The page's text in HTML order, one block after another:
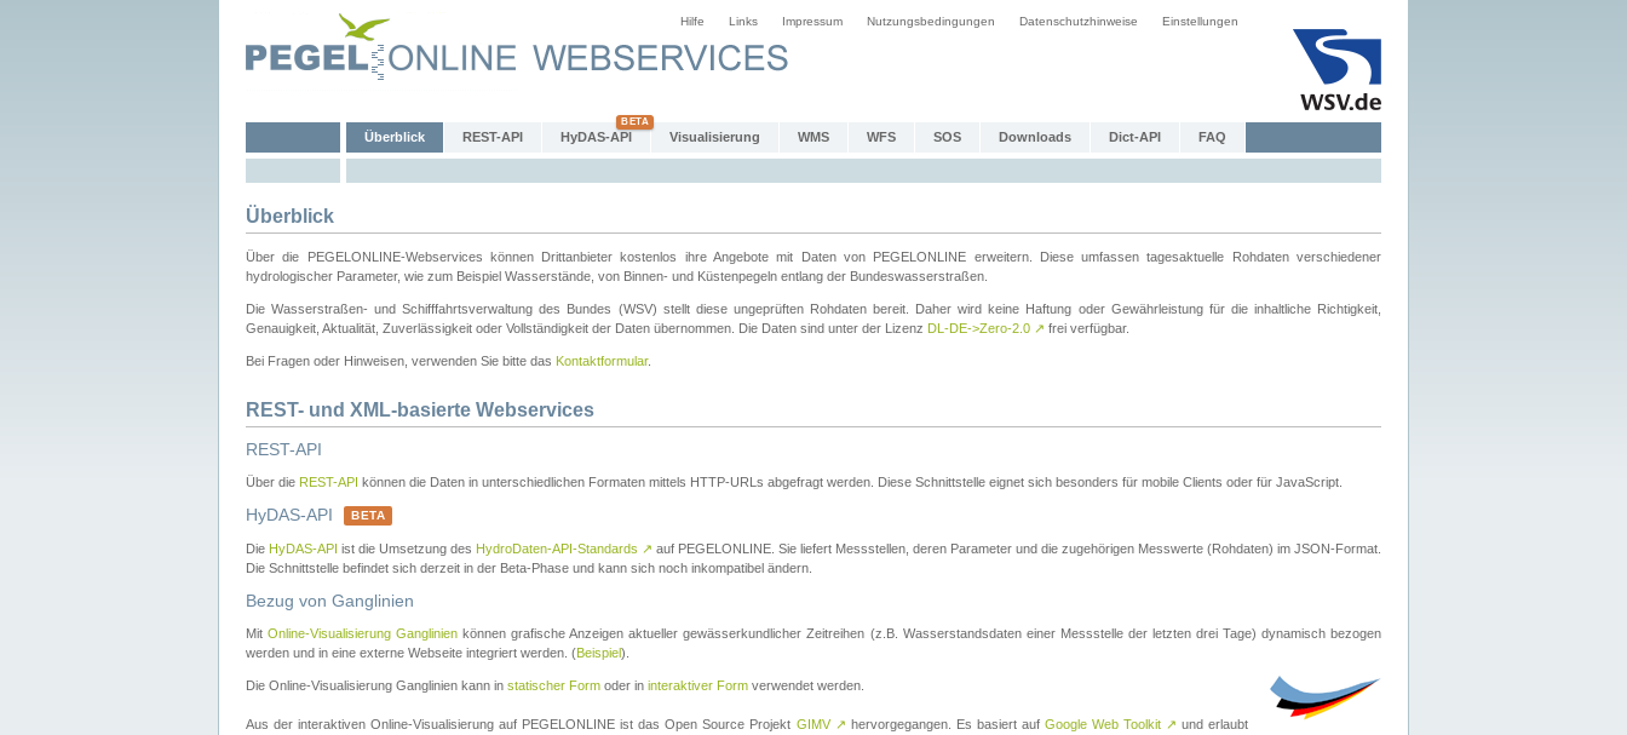
Hilfe Links Impressum Nutzungsbedingungen Datenschutzhinweise Einstellungen
Überblick REST-API HyDAS-API Visualisierung WMS WFS SOS Downloads Dict-API FAQ
Überblick
Über die PEGELONLINE-Webservices können Drittanbieter kostenlos ihre Angebote mit Daten von PEGELONLINE erweitern. Diese umfassen tagesaktuelle Rohdaten verschiedener
hydrologischer Parameter, wie zum Beispiel Wasserstände, von Binnen- und Küstenpegeln entlang der Bundeswasserstraßen.
Die Wasserstraßen- und Schifffahrtsverwaltung des Bundes (WSV) stellt diese ungeprüften Rohdaten bereit. Daher wird keine Haftung oder Gewährleistung für die inhaltliche Richtigkeit,
Genauigkeit, Aktualität, Zuverlässigkeit oder Vollständigkeit der Daten übernommen. Die Daten sind unter der Lizenz DL-DE->Zero-2.0 ↗ frei verfügbar.
Bei Fragen oder Hinweisen, verwenden Sie bitte das Kontaktformular.
REST- und XML-basierte Webservices
REST-API
Über die REST-API können die Daten in unterschiedlichen Formaten mittels HTTP-URLs abgefragt werden. Diese Schnittstelle eignet sich besonders für mobile Clients oder für JavaScript.
HyDAS-API BETA
Die HyDAS-API ist die Umsetzung des HydroDaten-API-Standards ↗ auf PEGELONLINE. Sie liefert Messstellen, deren Parameter und die zugehörigen Messwerte (Rohdaten) im JSON-Format.
Die Schnittstelle befindet sich derzeit in der Beta-Phase und kann sich noch inkompatibel ändern.
Bezug von Ganglinien
MitOnline-Visualisierung Ganglinien können grafische Anzeigen aktueller gewässerkundlicher Zeitreihen (z.B. Wasserstandsdaten einer Messstelle der letzten drei Tage) dynamisch bezogen
werden und in eine externe Webseite integriert werden. (Beispiel).
Die Online-Visualisierung Ganglinien kann in statischer Form oder in interaktiver Form verwendet werden.
Aus der interaktiven Online-Visualisierung auf PEGELONLINE ist das Open Source Projekt GIMV ↗ hervorgegangen. Es basiert auf Google Web Toolkit ↗ und erlaubt